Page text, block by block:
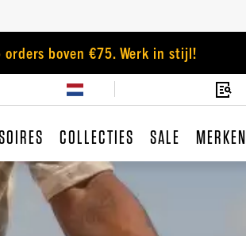
boven €75. Werk in stijl!
COLLECTIES SALE MERKEN